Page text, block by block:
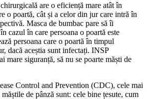
are o eficiență mare atât în
o poartă, cât și a celor din jur care intră în
Masca de bumbac pare să îi
cazul în care persoana o poartă este
persoana care o poartă în timpul
dacă aceștia sunt infectați. INSP
mare siguranță, să nu se poarte măști de
Control and Prevention (CDC), cele mai
de pânză sunt: cele bine țesute, cum